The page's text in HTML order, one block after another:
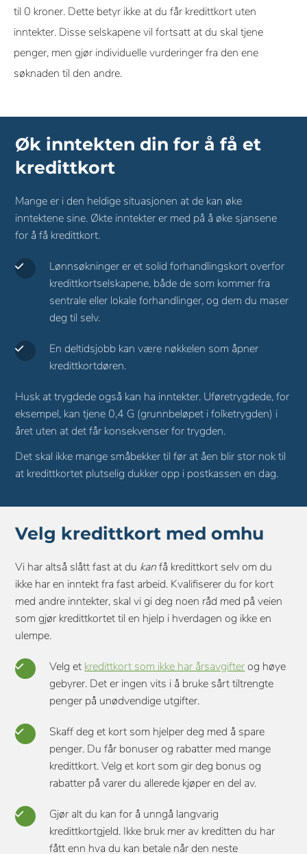
til 0 kroner. Dette betyr ikke at du får kredittkort uten
inntekter. Disse selskapene vil fortsatt at du skal tjene
penger, men gjør individuelle vurderinger fra den ene
søknaden til den andre.
Øk inntekten din for å få et
kredittkort
Mange er i den heldige situasjonen at de kan øke
inntektene sine. Økte inntekter er med på å øke sjansene
for å få kredittkort.
Lønnsøkninger er et solid forhandlingskort overfor
kredittkortselskapene, både de som kommer fra
sentrale eller lokale forhandlinger, og dem du maser
deg til selv.
En deltidsjobb kan være nøkkelen som åpner
kredittkortdøren.
Husk at trygdede også kan ha inntekter. Uføretrygdede, for
eksempel, kan tjene 0,4 G (grunnbeløpet i folketrygden) i
året uten at det får konsekvenser for trygden.
Det skal ikke mange småbekker til før at åen blir stor nok til
at kredittkortet plutselig dukker opp i postkassen en dag.
Velg kredittkort med omhu
Vi har altså slått fast at du kanfå kredittkort selv om du
ikke har en inntekt fra fast arbeid. Kvalifiserer du for kort
med andre inntekter, skal vi gi deg noen råd med på veien
som gjør kredittkortet til en hjelp i hverdagen og ikke en
ulempe.
Velg et kredittkort som ikke har årsavgifterog høye
gebyrer. Det er ingen vits i å bruke sårt tiltrengte
penger på unødvendige utgifter.
Skaff deg et kort som hjelper deg med å spare
penger. Du får bonuser og rabatter med mange
kredittkort. Velg et kort som gir deg bonus og
rabatter på varer du allerede kjøper en del av.
Gjør alt du kan for å unngå langvarig
kredittkortgjeld. Ikke bruk mer av kreditten du har
fått enn hva du kan betale når den neste